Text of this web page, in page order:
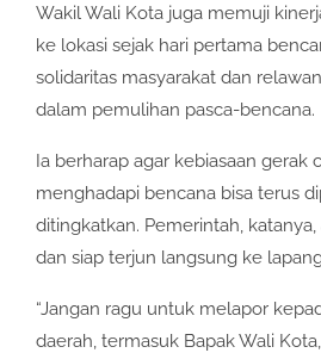
Wakil Wali Kota juga memuji
ke lokasi sejak hari pertama
solidaritas masyarakat dan
dalam pemulihan pasca-bencana.
Ia berharap agar kebiasaan gerak
menghadapi bencana bisa terus
ditingkatkan. Pemerintah,
dan siap terjun langsung ke
“Jangan ragu untuk melapor
daerah, termasuk Bapak Wali